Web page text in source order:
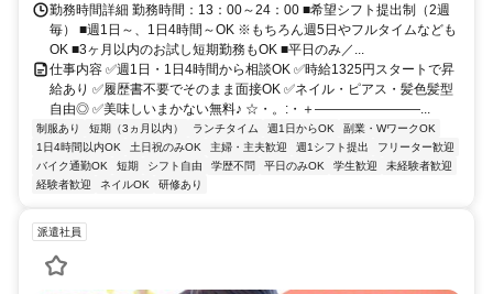
勤務時間詳細 勤務時間：13：00～24：00 ■希望シフト提出制（2週
毎） ■週1日～、1日4時間～OK ※もちろん週5日やフルタイムなども
OK ■3ヶ月以内のお試し短期勤務もOK ■平日のみ／...
仕事内容 ✅週1日・1日4時間から相談OK ✅時給1325円スタートで昇
給あり ✅履歴書不要でそのまま面接OK ✅ネイル・ピアス・髪色髪型
自由◎ ✅美味しいまかない無料♪ ☆・。:・＋――――――――...
制服あり 短期（3ヵ月以内） ランチタイム 週1日からOK
副業・WワークOK
1日4時間以内OK
土日祝のみOK 主婦・主夫歓迎 週1シフト提出
フリーター歓迎
バイク通勤OK
短期 シフト自由 学歴不問 平日のみOK 学生歓迎
未経験者歓迎
経験者歓迎
ネイルOK 研修あり
派遣社員